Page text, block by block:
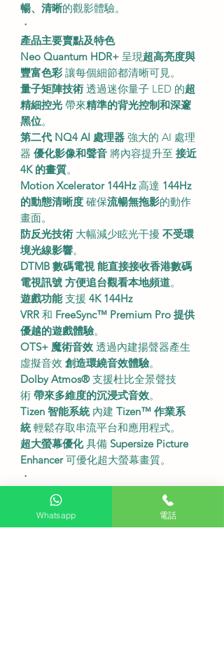
暢、清晰的觀影體驗。
・
產品主要賣點及特色
Neo Quantum HDR+ 呈現超高亮度與
豐富色彩 讓每個細節都清晰可見。
量子矩陣技術 透過迷你量子 LED 的超
精細控光 帶來精準的背光控制和深邃
黑位。
第二代 NQ4 AI 處理器 強大的 AI 處理
器 優化影像和聲音 將內容提升至 接近
4K 的畫質。
Motion Xcelerator 144Hz高達 144Hz
的動態清晰度 確保流暢無拖影的動作
畫面。
防反光技術 大幅減少眩光干擾 不受環
境光線影響。
DTMB 數碼電視 能直接接收香港數碼
電視訊號 方便追台觀看本地頻道。
遊戲功能支援 4K 144Hz
VRR 和 FreeSync™ Premium Pro 提供
優越的遊戲體驗。
OTS+ 魔術音效 透過內建揚聲器產生
虛擬音效 創造環繞音效體驗。
Dolby Atmos®支援杜比全景聲技
術 帶來多維度的沉浸式音效。
Tizen 智能系統內建 Tizen™ 作業系
統輕鬆存取串流平台和應用程式。
超大螢幕優化具備 Supersize Picture
Enhancer可優化超大螢幕畫質。
・
尺吋及規格
QA85QN80F。
85 吋。
Whatsapp 電話